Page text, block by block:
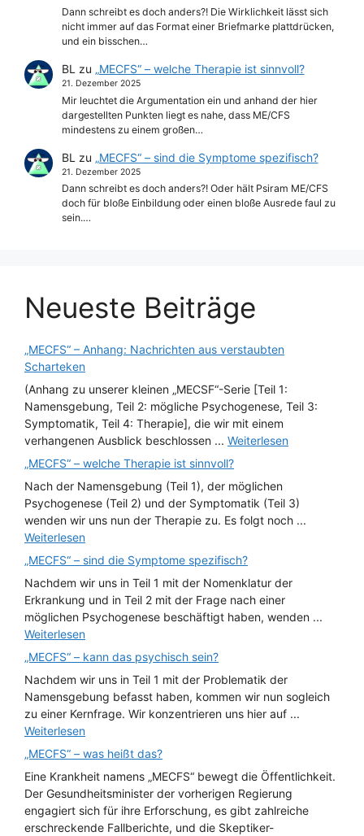
Dann schreibt es doch anders?! Die Wirklichkeit lässt sich
nicht immer auf das Format einer Briefmarke plattdrücken,
und ein bisschen…
BL zu „MECFS“ – welche Therapie ist sinnvoll?
21. Dezember 2025
Mir leuchtet die Argumentation ein und anhand der hier
dargestellten Punkten liegt es nahe, dass ME/CFS
mindestens zu einem großen…
BL zu „MECFS“ – sind die Symptome spezifisch?
21. Dezember 2025
Dann schreibt es doch anders?! Oder hält Psiram ME/CFS
doch für bloße Einbildung oder einen bloße Ausrede faul zu
sein.…
Neueste Beiträge
„MECFS“ – Anhang: Nachrichten aus verstaubten
Scharteken
(Anhang zu unserer kleinen „MECSF“-Serie [Teil 1:
Namensgebung, Teil 2: mögliche Psychogenese, Teil 3:
Symptomatik, Teil 4: Therapie], die wir mit einem
verhangenen Ausblick beschlossen ... Weiterlesen
„MECFS“ – welche Therapie ist sinnvoll?
Nach der Namensgebung (Teil 1), der möglichen
Psychogenese (Teil 2) und der Symptomatik (Teil 3)
wenden wir uns nun der Therapie zu. Es folgt noch ...
Weiterlesen
„MECFS“ – sind die Symptome spezifisch?
Nachdem wir uns in Teil 1 mit der Nomenklatur der
Erkrankung und in Teil 2 mit der Frage nach einer
möglichen Psychogenese beschäftigt haben, wenden ...
Weiterlesen
„MECFS“ – kann das psychisch sein?
Nachdem wir uns in Teil 1 mit der Problematik der
Namensgebung befasst haben, kommen wir nun sogleich
zu einer Kernfrage. Wir konzentrieren uns hier auf ...
Weiterlesen
„MECFS“ – was heißt das?
Eine Krankheit namens „MECFS“ bewegt die Öffentlichkeit.
Der Gesundheitsminister der vorherigen Regierung
engagiert sich für ihre Erforschung, es gibt zahlreiche
erschreckende Fallberichte, und die Skeptiker-